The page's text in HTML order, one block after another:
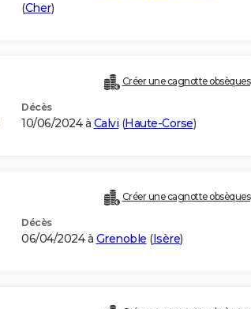
(Cher)
Créer une cagnotte obsèques
Décès
10/06/2024 à Calvi (Haute-Corse)
Créer une cagnotte obsèques
Décès
06/04/2024 à Grenoble (Isère)